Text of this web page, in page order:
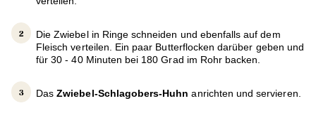
Die Zwiebel in Ringe schneiden und ebenfalls auf dem
Fleisch verteilen. Ein paar Butterflocken darüber geben und
für 30 - 40 Minuten bei 180 Grad im Rohr backen.
DasZwiebel-Schlagobers-Huhn anrichten und servieren.